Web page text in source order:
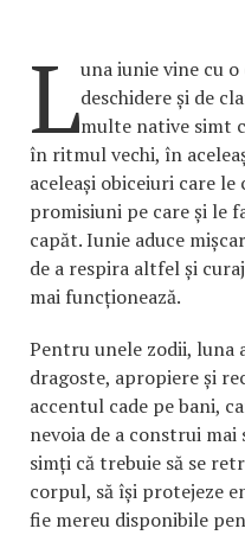
Luna iunie vine cu
deschidere și de
multe native simt
în ritmul vechi, în
aceleași obiceiuri care le
promisiuni pe care și le
capăt. Iunie aduce
de a respira altfel și
mai funcționează.
Pentru unele zodii, luna
dragoste, apropiere și
accentul cade pe bani,
nevoia de a construi mai
simți că trebuie să se
corpul, să își protejeze
fie mereu disponibile